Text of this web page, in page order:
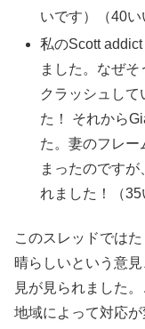
いです）（40い
私のScott
ました。なぜ
クラッシュして
た！ それから
た。妻のフレー
まったのですが
れました！（35
このスレッドでは
晴らしいという意
見が見られました
地域によって対応